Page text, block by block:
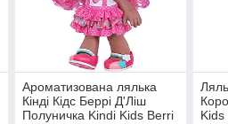
Ароматизована лялька
Кінді Кідс Беррі Д'Ліш
Полуничка Kindi Kids Berri
Kids